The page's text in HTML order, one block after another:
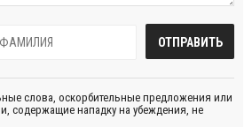
слова, оскорбительные предложения или
содержащие нападку на убеждения, не